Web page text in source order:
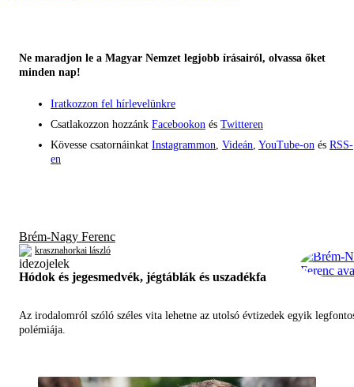
Ne maradjon le a Magyar Nemzet legjobb írásairól, olvassa őket
minden nap!
Iratkozzon fel hírlevelünkre
Csatlakozzon hozzánk Facebookon és Twitteren
Kövesse csatornáinkat Instagrammon, Videán, YouTube-on és RSS-
en
Brém-Nagy Ferenc
krasznahorkai lászló
Hódok és jegesmedvék, jégtáblák és uszadékfa
Az irodalomról szóló széles vita lehetne az utolsó évtizedek egyik
polémiája.